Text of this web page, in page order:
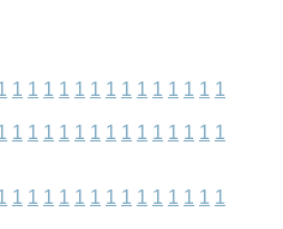
1 1 1 1 1 1 1 1 1 1 1 1 1 1
1 1 1 1 1 1 1 1 1 1 1 1 1 1
1 1 1 1 1 1 1 1 1 1 1 1 1 1